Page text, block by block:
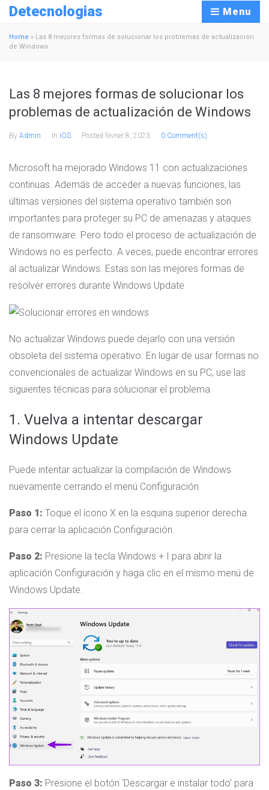
Detecnologias Menu
Home » Las 8 mejores formas de solucionar los problemas de actualización
de Windows
Las 8 mejores formas de solucionar los
problemas de actualización de Windows
By Admin In iOS Posted février 8, 2023 0 Comment(s)
Microsoft ha mejorado Windows 11 con actualizaciones
continuas. Además de acceder a nuevas funciones, las
últimas versiones del sistema operativo también son
importantes para proteger su PC de amenazas y ataques
de ransomware. Pero todo el proceso de actualización de
Windows no es perfecto. A veces, puede encontrar errores
al actualizar Windows. Estas son las mejores formas de
resolver errores durante Windows Update
No actualizar Windows puede dejarlo con una versión
obsoleta del sistema operativo. En lugar de usar formas no
convencionales de actualizar Windows en su PC, use las
siguientes técnicas para solucionar el problema
1. Vuelva a intentar descargar
Windows Update
Puede intentar actualizar la compilación de Windows
nuevamente cerrando el menú Configuración.
Paso 1: Toque el ícono X en la esquina superior derecha
para cerrar la aplicación Configuración.
Paso 2: Presione la tecla Windows + I para abrir la
aplicación Configuración y haga clic en el mismo menú de
Windows Update.
Paso 3: Presione el botón ‘Descargar e instalar todo’ para